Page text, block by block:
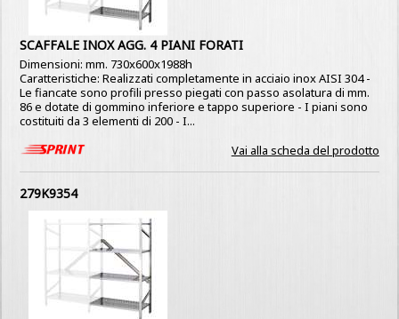
SCAFFALE INOX AGG. 4 PIANI FORATI
Dimensioni: mm. 730x600x1988h
Caratteristiche: Realizzati completamente in acciaio inox AISI 304 -
Le fiancate sono profili presso piegati con passo asolatura di mm.
86 e dotate di gommino inferiore e tappo superiore - I piani sono
costituiti da 3 elementi di 200 - I...
Vai alla scheda del prodotto
279K9354